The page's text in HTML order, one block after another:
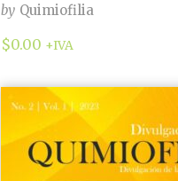
by Quimiofilia
$0.00 +IVA